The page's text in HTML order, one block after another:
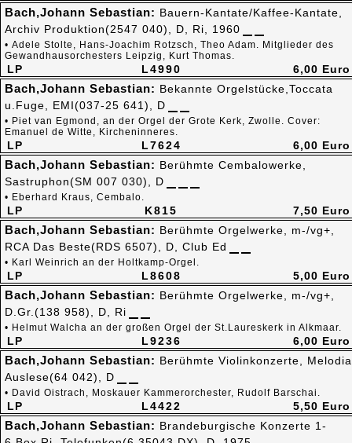
L4990
LP
Bach,Johann Sebastian: Bauern-Kantate/Kaffee-Kantate,
Archiv Produktion(2547 040), D, Ri, 1960
• Adele Stolte, Hans-Joachim Rotzsch, Theo Adam. Mitglieder des
Gewandhausorchesters Leipzig, Kurt Thomas.
6,00 Euro
L7624
LP
Bach,Johann Sebastian: Bekannte Orgelstücke,Toccata
u.Fuge, EMI(037-25 641), D
• Piet van Egmond, an der Orgel der Grote Kerk, Zwolle. Cover:
Emanuel de Witte, Kircheninneres.
6,00 Euro
K815
LP
Bach,Johann Sebastian: Berühmte Cembalowerke,
Sastruphon(SM 007 030), D
• Eberhard Kraus, Cembalo.
7,50 Euro
L8608
LP
Bach,Johann Sebastian: Berühmte Orgelwerke, m-/vg+,
RCA Das Beste(RDS 6507), D, Club Ed
• Karl Weinrich an der Holtkamp-Orgel.
5,00 Euro
L9236
LP
Bach,Johann Sebastian: Berühmte Orgelwerke, m-/vg+,
D.Gr.(138 958), D, Ri
• Helmut Walcha an der großen Orgel der St.Laureskerk in Alkmaar.
6,00 Euro
L4422
LP
Bach,Johann Sebastian: Berühmte Violinkonzerte, Melodia
Auslese(64 042), D
• David Oistrach, Moskauer Kammerorchester, Rudolf Barschai.
5,50 Euro
Bach,Johann Sebastian: Brandeburgische Konzerte 1-